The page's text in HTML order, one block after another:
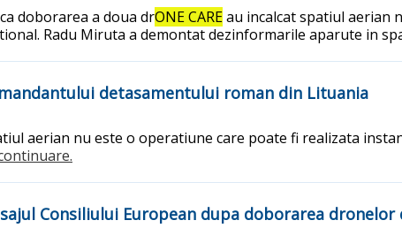
doborarea a doua drONE CAREau incalcat spatiul aerian
Radu Miruta a demontat dezinformarile aparute in
detasamentului roman din Lituania
aerian nu este o operatiune care poate fi realizata
Consiliului European dupa doborarea dronelor